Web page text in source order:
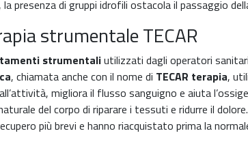
presenza di gruppi idrofili ostacola il passaggio
strumentale TECAR
strumentaliutilizzati dagli operatori
, chiamata anche con il nome di TECAR terapia,
migliora il flusso sanguigno e aiuta
del corpo di riparare i tessuti e ridurre il
più brevi e hanno riacquistato prima la